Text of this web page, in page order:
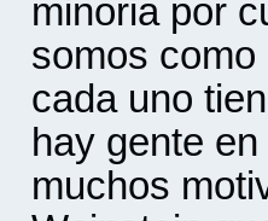
minoria por
somos
cada uno
hay gente
muchos